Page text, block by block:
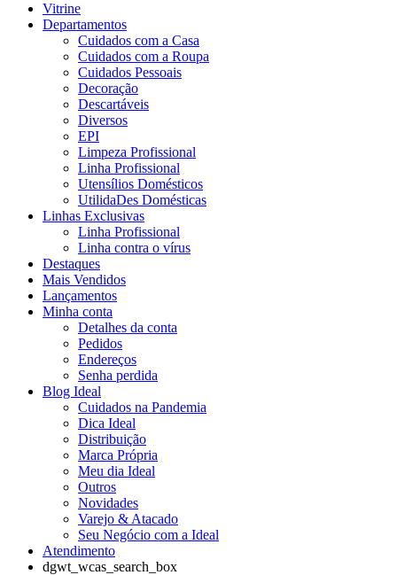
Vitrine
Departamentos
Cuidados com a Casa
Cuidados com a Roupa
Cuidados Pessoais
Decoração
Descartáveis
Diversos
EPI
Limpeza Profissional
Linha Profissional
Utensílios Domésticos
UtilidaDes Domésticas
Linhas Exclusivas
Linha Profissional
Linha contra o vírus
Destaques
Mais Vendidos
Lançamentos
Minha conta
Detalhes da conta
Pedidos
Endereços
Senha perdida
Blog Ideal
Cuidados na Pandemia
Dica Ideal
Distribuição
Marca Própria
Meu dia Ideal
Outros
Novidades
Varejo & Atacado
Seu Negócio com a Ideal
Atendimento
dgwt_wcas_search_box